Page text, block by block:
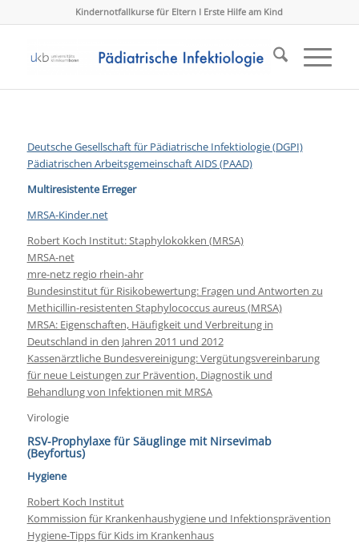
Kindernotfallkurse für Eltern I Erste Hilfe am Kind
Deutsche Gesellschaft für Pädiatrische Infektiologie (DGPI)
Pädiatrischen Arbeitsgemeinschaft AIDS (PAAD)
Multiresistente Erreger
MRSA-Kinder.net
Robert Koch Institut: Staphylokokken (MRSA)
MRSA-net
mre-netz regio rhein-ahr
Bundesinstitut für Risikobewertung: Fragen und Antworten zu
Methicillin-resistenten Staphylococcus aureus (MRSA)
MRSA: Eigenschaften, Häufigkeit und Verbreitung in
Deutschland in den Jahren 2011 und 2012
Kassenärztliche Bundesvereinigung: Vergütungsvereinbarung
für neue Leistungen zur Prävention, Diagnostik und
Behandlung von Infektionen mit MRSA
Virologie
RSV-Prophylaxe für Säuglinge mit Nirsevimab
(Beyfortus)
Hygiene
Robert Koch Institut
Kommission für Krankenhaushygiene und Infektionsprävention
Hygiene-Tipps für Kids im Krankenhaus